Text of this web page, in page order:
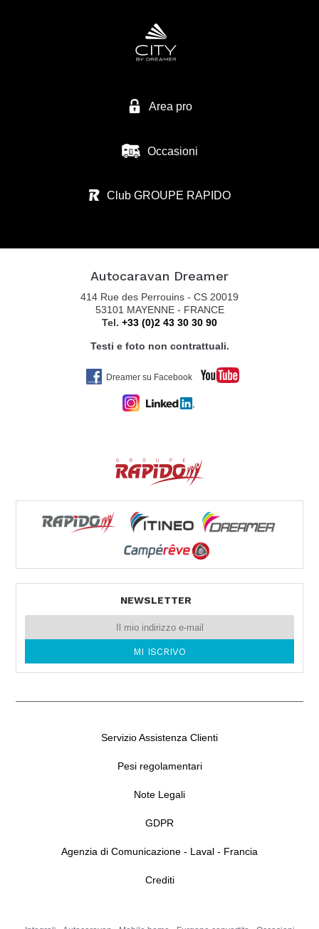
Area pro
Occasioni
Club GROUPE RAPIDO
Autocaravan Dreamer
414 Rue des Perrouins - CS 20019
53101 MAYENNE - FRANCE
Tel. +33 (0)2 43 30 30 90
Testi e foto non contrattuali.
Dreamer su Facebook
NEWSLETTER
Servizio Assistenza Clienti
Pesi regolamentari
Note Legali
GDPR
Agenzia di Comunicazione - Laval - Francia
Crediti